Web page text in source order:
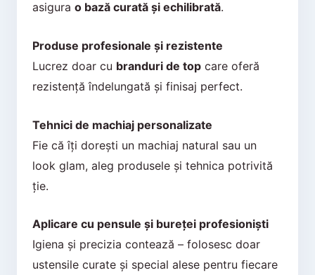
asigura o bază curată și echilibrată.
Produse profesionale și rezistente
Lucrez doar cu branduri de topcare oferă
rezistență îndelungată și finisaj perfect.
Tehnici de machiaj personalizate
Fie că îți dorești un machiaj natural sau un
look glam, aleg produsele și tehnica potrivită
ție.
Aplicare cu pensule și bureței profesioniști
Igiena și precizia contează – folosesc doar
ustensile curate și special alese pentru fiecare